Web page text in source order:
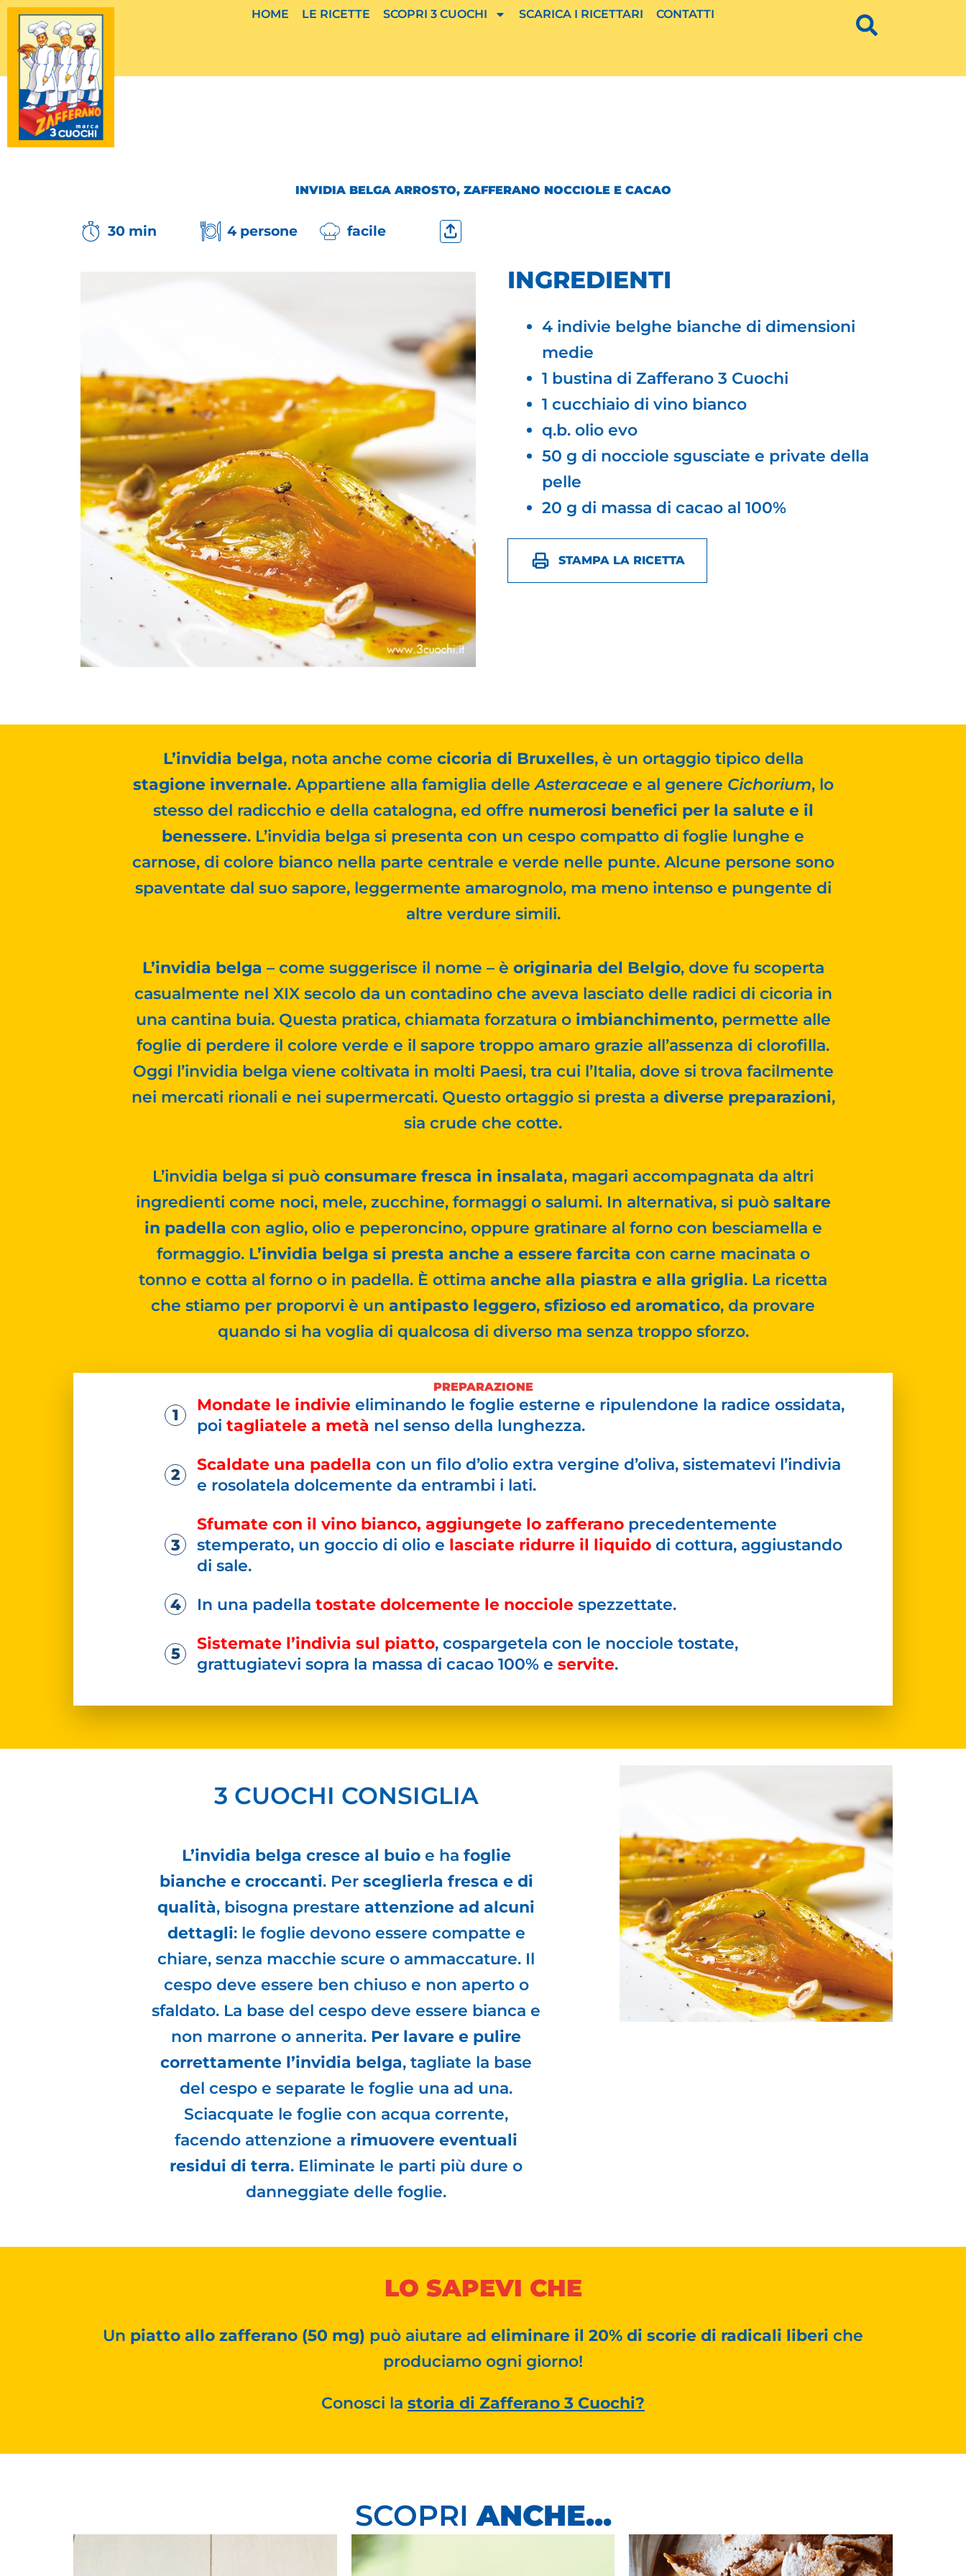
Vai
contenuto
HOME LE RICETTE SCOPRI 3 CUOCHI SCARICA I RICETTARI CONTATTI
INVIDIA BELGA ARROSTO, ZAFFERANO NOCCIOLE E CACAO
30 min 4 persone facile
INGREDIENTI
4 indivie belghe bianche di dimensioni
medie
1 bustina di Zafferano 3 Cuochi
1 cucchiaio di vino bianco
q.b. olio evo
50 g di nocciole sgusciate e private della
pelle
20 g di massa di cacao al 100%
STAMPA LA RICETTA
L’invidia belga, nota anche come cicoria di Bruxelles, è un ortaggio tipico della
stagione invernale. Appartiene alla famiglia delleAsteraceae e al genere Cichorium, lo
stesso del radicchio e della catalogna, ed offre numerosi benefici per la salute e il
benessere. L’invidia belga si presenta con un cespo compatto di foglie lunghe e
carnose, di colore bianco nella parte centrale e verde nelle punte. Alcune persone sono
spaventate dal suo sapore, leggermente amarognolo, ma meno intenso e pungente di
altre verdure simili.
L’invidia belga – come suggerisce il nome – è originaria del Belgio, dove fu scoperta
casualmente nel XIX secolo da un contadino che aveva lasciato delle radici di cicoria in
una cantina buia. Questa pratica, chiamata forzatura o imbianchimento, permette alle
foglie di perdere il colore verde e il sapore troppo amaro grazie all’assenza di clorofilla.
Oggi l’invidia belga viene coltivata in molti Paesi, tra cui l’Italia, dove si trova facilmente
nei mercati rionali e nei supermercati. Questo ortaggio si presta a diverse preparazioni,
sia crude che cotte.
L’invidia belga si può consumare fresca in insalata, magari accompagnata da altri
ingredienti come noci, mele, zucchine, formaggi o salumi. In alternativa, si può saltare
in padella con aglio, olio e peperoncino, oppure gratinare al forno con besciamella e
formaggio. L’invidia belga si presta anche a essere farcita con carne macinata o
tonno e cotta al forno o in padella. È ottima anche alla piastra e alla griglia. La ricetta
che stiamo per proporvi è un antipasto leggero, sfizioso ed aromatico, da provare
quando si ha voglia di qualcosa di diverso ma senza troppo sforzo.
PREPARAZIONE
Mondate le indivie eliminando le foglie esterne e ripulendone la radice ossidata,
poi tagliatele a metà nel senso della lunghezza.
Scaldate una padella con un filo d’olio extra vergine d’oliva, sistematevi l’indivia
e rosolatela dolcemente da entrambi i lati.
Sfumate con il vino bianco, aggiungete lo zafferano precedentemente
stemperato, un goccio di olio e lasciate ridurre il liquido di cottura, aggiustando
di sale.
In una padella tostate dolcemente le nocciole spezzettate.
Sistemate l’indivia sul piatto, cospargetela con le nocciole tostate,
grattugiatevi sopra la massa di cacao 100% e servite.
3 CUOCHI CONSIGLIA
L’invidia belga cresce al buioe ha foglie
bianche e croccanti. Per sceglierla fresca e di
qualità, bisogna prestareattenzione ad alcuni
dettagli: le foglie devono essere compatte e
chiare, senza macchie scure o ammaccature. Il
cespo deve essere ben chiuso e non aperto o
sfaldato. La base del cespo deve essere bianca e
non marrone o annerita. Per lavare e pulire
correttamente l’invidia belga, tagliate la base
del cespo e separate le foglie una ad una.
Sciacquate le foglie con acqua corrente,
facendo attenzione a rimuovere eventuali
residui di terra. Eliminate le parti più dure o
danneggiate delle foglie.
LO SAPEVI CHE
Un piatto allo zafferano (50 mg) può aiutare ad eliminare il 20% di scorie di radicali liberi che
produciamo ogni giorno!
Conosci la storia di Zafferano 3 Cuochi?
SCOPRIANCHE...